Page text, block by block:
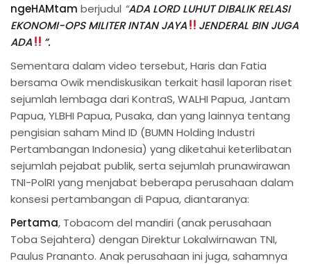
ngeHAMtam berjudul “ADA LORD LUHUT DIBALIK RELASI
EKONOMI-OPS MILITER INTAN JAYA
JENDERAL BIN JUGA
ADA
”.
Sementara dalam video tersebut, Haris dan Fatia
bersama Owik mendiskusikan terkait hasil laporan riset
sejumlah lembaga dari KontraS, WALHI Papua, Jantam
Papua, YLBHI Papua, Pusaka, dan yang lainnya tentang
pengisian saham Mind ID (BUMN Holding Industri
Pertambangan Indonesia) yang diketahui keterlibatan
sejumlah pejabat publik, serta sejumlah prunawirawan
TNI-PolRI yang menjabat beberapa perusahaan dalam
konsesi pertambangan di Papua, diantaranya:
Pertama, Tobacom del mandiri (anak perusahaan
Toba Sejahtera) dengan Direktur Lokalwirnawan TNI,
Paulus Prananto. Anak perusahaan ini juga, sahamnya